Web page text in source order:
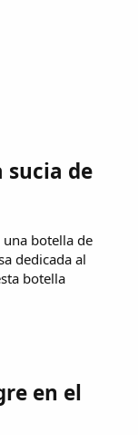
sucia de
botella de
dedicada al
botella
en el